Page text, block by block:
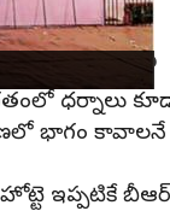
మద్దతు
ధర్నాలు
కావాలనే
ఇప్పటికే